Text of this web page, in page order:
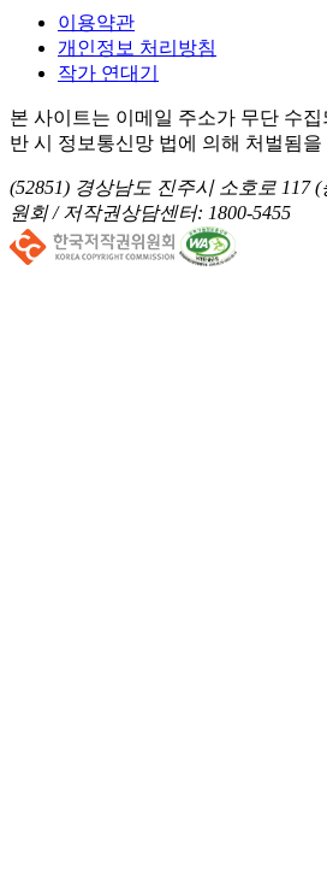
이용약관
개인정보 처리방침
작가 연대기
본 사이트는 이메일 주소가 무단 수
반 시 정보통신망 법에 의해 처벌됨
(52851) 경상남도 진주시 소호로 117
원회 /저작권상담센터: 1800-5455